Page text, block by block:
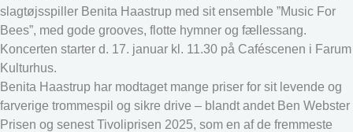
slagtøjsspiller Benita Haastrup med sit ensemble ”Music For
Bees”, med gode grooves, flotte hymner og fællessang.
Koncerten starter d. 17. januar kl. 11.30 på Caféscenen i Farum
Kulturhus.
Benita Haastrup har modtaget mange priser for sit levende og
farverige trommespil og sikre drive – blandt andet Ben Webster
Prisen og senest Tivoliprisen 2025, som en af de fremmeste